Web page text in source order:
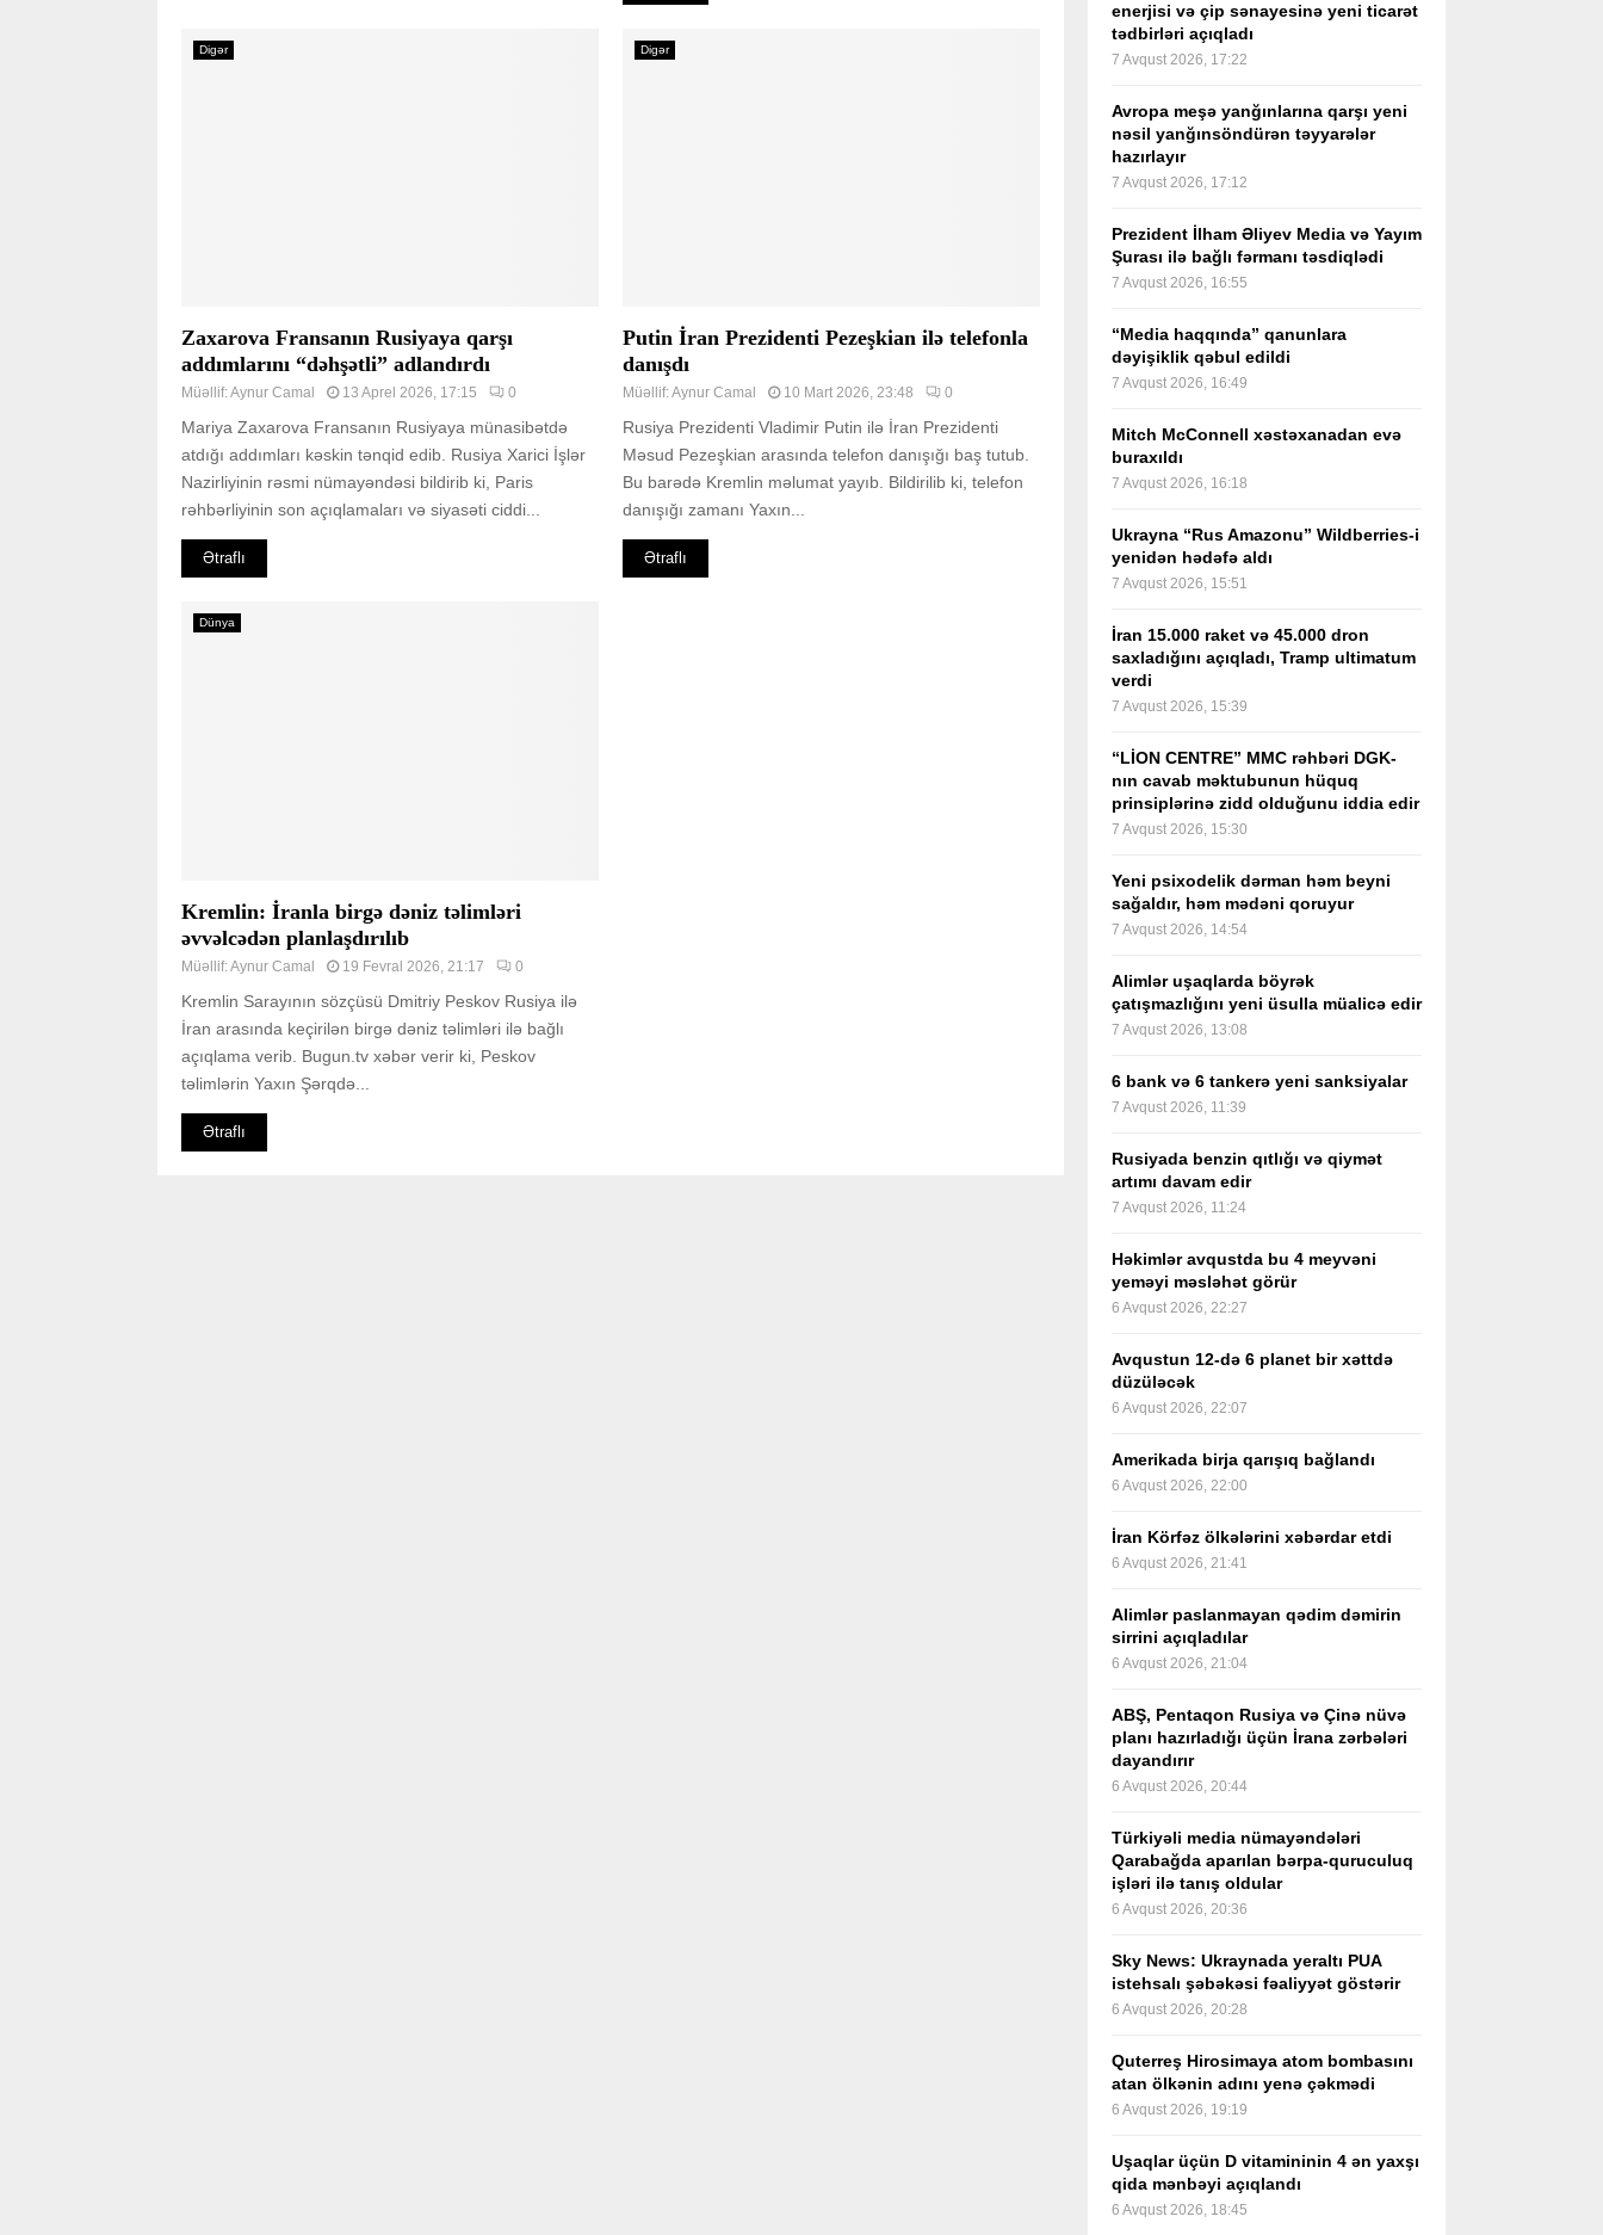
Digər
Zaxarova Fransanın Rusiyaya qarşı
addımlarını “dəhşətli” adlandırdı
Müəllif:Aynur Camal 13 Aprel 2026, 17:15 0
Mariya Zaxarova Fransanın Rusiyaya münasibətdə
atdığı addımları kəskin tənqid edib. Rusiya Xarici İşlər
Nazirliyinin rəsmi nümayəndəsi bildirib ki, Paris
rəhbərliyinin son açıqlamaları və siyasəti ciddi...
Ətraflı
Digər
Putin İran Prezidenti Pezeşkian ilə telefonla
danışdı
Müəllif:Aynur Camal 10 Mart 2026, 23:48 0
Rusiya Prezidenti Vladimir Putin ilə İran Prezidenti
Məsud Pezeşkian arasında telefon danışığı baş tutub.
Bu barədə Kremlin məlumat yayıb. Bildirilib ki, telefon
danışığı zamanı Yaxın...
Ətraflı
Dünya
Kremlin: İranla birgə dəniz təlimləri
əvvəlcədən planlaşdırılıb
Müəllif:Aynur Camal 19 Fevral 2026, 21:17 0
Kremlin Sarayının sözçüsü Dmitriy Peskov Rusiya ilə
İran arasında keçirilən birgə dəniz təlimləri ilə bağlı
açıqlama verib. Bugun.tv xəbər verir ki, Peskov
təlimlərin Yaxın Şərqdə...
Ətraflı
enerjisi və çip sənayesinə yeni ticarət
tədbirləri açıqladı
7 Avqust 2026, 17:22
Avropa meşə yanğınlarına qarşı yeni
nəsil yanğınsöndürən təyyarələr
hazırlayır
7 Avqust 2026, 17:12
Prezident İlham Əliyev Media və Yayım
Şurası ilə bağlı fərmanı təsdiqlədi
7 Avqust 2026, 16:55
“Media haqqında” qanunlara
dəyişiklik qəbul edildi
7 Avqust 2026, 16:49
Mitch McConnell xəstəxanadan evə
buraxıldı
7 Avqust 2026, 16:18
Ukrayna “Rus Amazonu” Wildberries-i
yenidən hədəfə aldı
7 Avqust 2026, 15:51
İran 15.000 raket və 45.000 dron
saxladığını açıqladı, Tramp ultimatum
verdi
7 Avqust 2026, 15:39
“LİON CENTRE” MMC rəhbəri DGK-
nın cavab məktubunun hüquq
prinsiplərinə zidd olduğunu iddia edir
7 Avqust 2026, 15:30
Yeni psixodelik dərman həm beyni
sağaldır, həm mədəni qoruyur
7 Avqust 2026, 14:54
Alimlər uşaqlarda böyrək
çatışmazlığını yeni üsulla müalicə edir
7 Avqust 2026, 13:08
6 bank və 6 tankerə yeni sanksiyalar
7 Avqust 2026, 11:39
Rusiyada benzin qıtlığı və qiymət
artımı davam edir
7 Avqust 2026, 11:24
Həkimlər avqustda bu 4 meyvəni
yeməyi məsləhət görür
6 Avqust 2026, 22:27
Avqustun 12-də 6 planet bir xəttdə
düzüləcək
6 Avqust 2026, 22:07
Amerikada birja qarışıq bağlandı
6 Avqust 2026, 22:00
İran Körfəz ölkələrini xəbərdar etdi
6 Avqust 2026, 21:41
Alimlər paslanmayan qədim dəmirin
sirrini açıqladılar
6 Avqust 2026, 21:04
ABŞ, Pentaqon Rusiya və Çinə nüvə
planı hazırladığı üçün İrana zərbələri
dayandırır
6 Avqust 2026, 20:44
Türkiyəli media nümayəndələri
Qarabağda aparılan bərpa-quruculuq
işləri ilə tanış oldular
6 Avqust 2026, 20:36
Sky News: Ukraynada yeraltı PUA
istehsalı şəbəkəsi fəaliyyət göstərir
6 Avqust 2026, 20:28
Quterreş Hirosimaya atom bombasını
atan ölkənin adını yenə çəkmədi
6 Avqust 2026, 19:19
Uşaqlar üçün D vitamininin 4 ən yaxşı
qida mənbəyi açıqlandı
6 Avqust 2026, 18:45